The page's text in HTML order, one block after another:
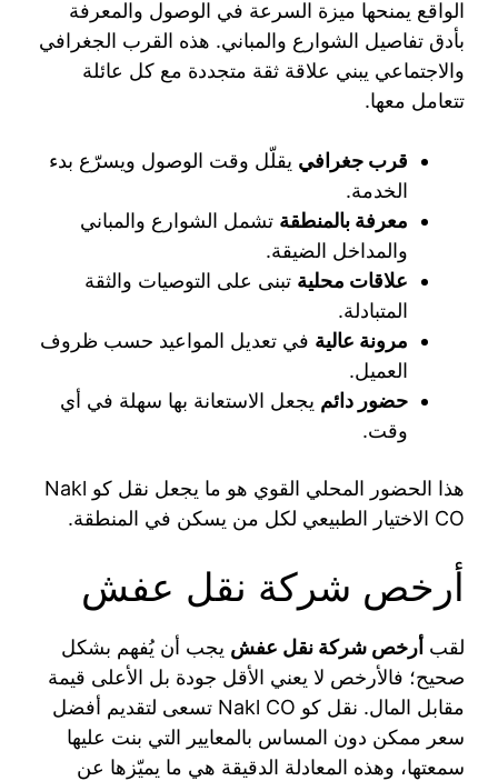
الواقع يمنحها ميزة السرعة في الوصول والمعرفة
بأدق تفاصيل الشوارع والمباني. هذه القرب الجغرافي
والاجتماعي يبني علاقة ثقة متجددة مع كل عائلة
تتعامل معها.
قرب جغرافي يقلّل وقت الوصول ويسرّع بدء
الخدمة.
معرفة بالمنطقة تشمل الشوارع والمباني
والمداخل الضيقة.
علاقات محلية تبنى على التوصيات والثقة
المتبادلة.
مرونة عالية في تعديل المواعيد حسب ظروف
العميل.
حضور دائم يجعل الاستعانة بها سهلة في أي
وقت.
هذا الحضور المحلي القوي هو ما يجعل نقل كو Nakl
CO الاختيار الطبيعي لكل من يسكن في المنطقة.
أرخص شركة نقل عفش
لقب أرخص شركة نقل عفش يجب أن يُفهم بشكل
صحيح؛ فالأرخص لا يعني الأقل جودة بل الأعلى قيمة
مقابل المال. نقل كو Nakl CO تسعى لتقديم أفضل
سعر ممكن دون المساس بالمعايير التي بنت عليها
سمعتها، وهذه المعادلة الدقيقة هي ما يميّزها عن